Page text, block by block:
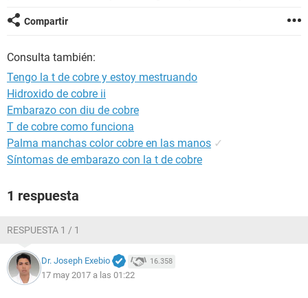
GLOSARIO
Compartir
Consulta también:
Tengo la t de cobre y estoy mestruando
Hidroxido de cobre ii
Embarazo con diu de cobre
T de cobre como funciona
Palma manchas color cobre en las manos ✓
Síntomas de embarazo con la t de cobre
1 respuesta
RESPUESTA 1 / 1
Dr. Joseph Exebio 16.358
17 may 2017 a las 01:22